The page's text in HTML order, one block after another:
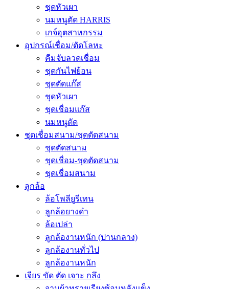
ชุดหัวเผา
นมหนูตัด HARRIS
เกจ์อุตสาหกรรม
อุปกรณ์เชื่อม/ตัดโลหะ
คีมจับลวดเชื่อม
ชุดกันไฟย้อน
ชุดตัดแก๊ส
ชุดหัวเผา
ชุดเชื่อมแก๊ส
นมหนูตัด
ชุดเชื่อมสนาม/ชุดตัดสนาม
ชุดตัดสนาม
ชุดเชื่อม-ชุดตัดสนาม
ชุดเชื่อมสนาม
ลูกล้อ
ล้อโพลียูรีเทน
ลูกล้อยางดำ
ล้อเปล่า
ลูกล้องานหนัก (ปานกลาง)
ลูกล้องานทั่วไป
ลูกล้องานหนัก
เจียร ขัด ตัด เจาะ กลึง